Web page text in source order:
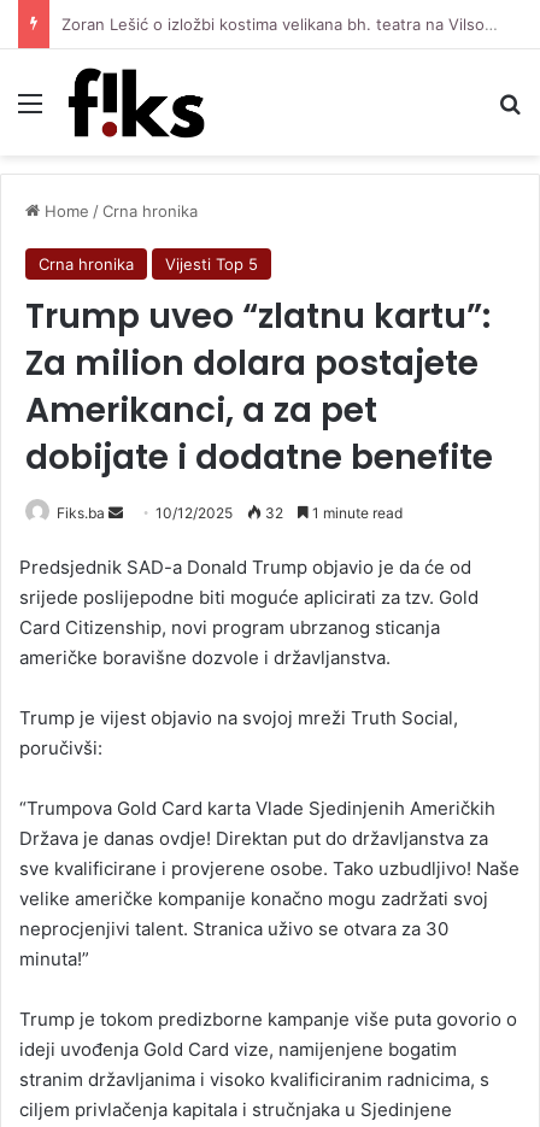
Zoran Lešić o izložbi kostima velikana bh. teatra na Vilsonovom šetalištu: Zaboravljamo ljude s kojima smo živjeli
Menu
Home /Crna hronika
Crna hronika Vijesti Top 5
Trump uveo “zlatnu kartu”:
Za milion dolara postajete
Amerikanci, a za pet
dobijate i dodatne benefite
Fiks.ba
Send
email
10/12/2025 32 1 minute read
Predsjednik SAD-a Donald Trump objavio je da će od
srijede poslijepodne biti moguće aplicirati za tzv. Gold
Card Citizenship, novi program ubrzanog sticanja
američke boravišne dozvole i državljanstva.
Trump je vijest objavio na svojoj mreži Truth Social,
poručivši:
“Trumpova Gold Card karta Vlade Sjedinjenih Američkih
Država je danas ovdje! Direktan put do državljanstva za
sve kvalificirane i provjerene osobe. Tako uzbudljivo! Naše
velike američke kompanije konačno mogu zadržati svoj
neprocjenjivi talent. Stranica uživo se otvara za 30
minuta!”
Trump je tokom predizborne kampanje više puta govorio o
ideji uvođenja Gold Card vize, namijenjene bogatim
stranim državljanima i visoko kvalificiranim radnicima, s
ciljem privlačenja kapitala i stručnjaka u Sjedinjene